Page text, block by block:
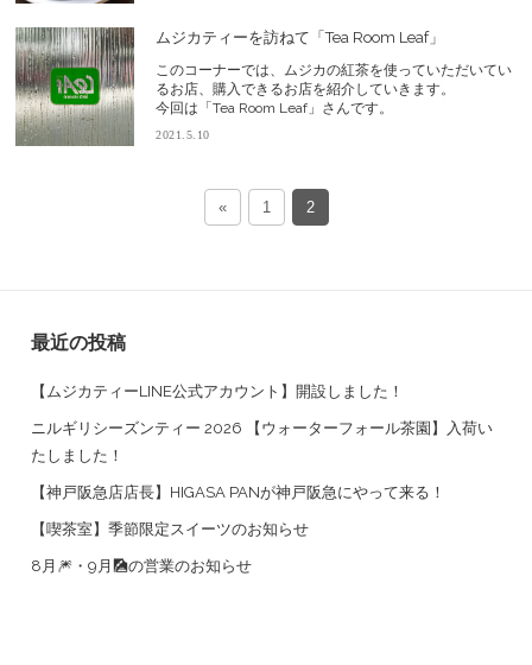
ムジカティーを訪ねて「Tea Room Leaf」
このコーナーでは、ムジカの紅茶を使っていただいてい
るお店、購入できるお店を紹介していきます。
今回は「Tea Room Leaf」さんです。
2021.5.10
« 1 2
最近の投稿
【ムジカティーLINE公式アカウント】開設しました！
ニルギリシーズンティー 2026 【ウォーターフォール茶園】入荷い
たしました！
【神戸阪急店店長】HIGASA PANが神戸阪急にやって来る！
【喫茶室】季節限定スイーツのお知らせ
8月🎆・9月🎑の営業のお知らせ